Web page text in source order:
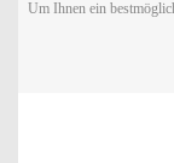
Um Ihnen ein